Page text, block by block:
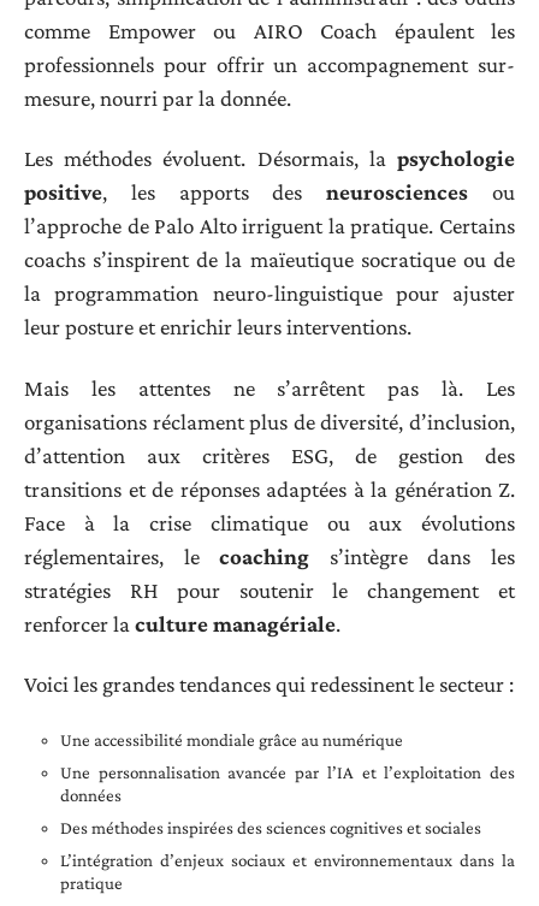
comme Empower ou AIRO Coach épaulent les
professionnels pour offrir un accompagnement sur-
mesure, nourri par la donnée.
Les méthodes évoluent. Désormais, la psychologie
positive, les apports desneurosciences ou
l’approche de Palo Alto irriguent la pratique. Certains
coachs s’inspirent de la maïeutique socratique ou de
la programmation neuro-linguistique pour ajuster
leur posture et enrichir leurs interventions.
Mais les attentes ne s’arrêtent pas là. Les
organisations réclament plus de diversité, d’inclusion,
d’attention aux critères ESG, de gestion des
transitions et de réponses adaptées à la génération Z.
Face à la crise climatique ou aux évolutions
réglementaires, lecoaching s’intègre dans les
stratégies RH pour soutenir le changement et
renforcer la culture managériale.
Voici les grandes tendances qui redessinent le secteur :
Une accessibilité mondiale grâce au numérique
Une personnalisation avancée par l’IA et l’exploitation des
données
Des méthodes inspirées des sciences cognitives et sociales
L’intégration d’enjeux sociaux et environnementaux dans la
pratique